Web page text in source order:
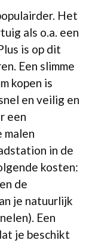
Het
als o.a. een
is op dit
Een slimme
kopen is
en veilig en
een
malen
in de
kosten:
de
je natuurlijk
Een
je beschikt